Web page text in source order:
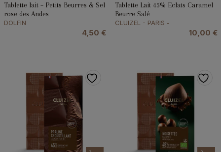
Tablette lait – Petits Beurres & Sel
rose des Andes
DOLFIN
4,50 €
Tablette Lait 45% Eclats Caramel
Beurre Salé
CLUIZEL - PARIS -
10,00 €